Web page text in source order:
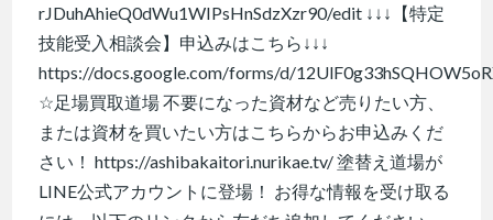
rJDuhAhieQ0dWu1WIPsHnSdzXzr90/edit ↓↓↓【特定
技能受入相談会】申込みはこちら↓↓↓
https://docs.google.com/forms/d/
☆足場買取道場 不要になった資材など売りたい方、
または資材を買いたい方はこちらからお申込みくだ
さい！ https://ashibakaitori.nurikae.tv/ 塗替え道場が
LINE公式アカウントに登場！ お得な情報を受け取る